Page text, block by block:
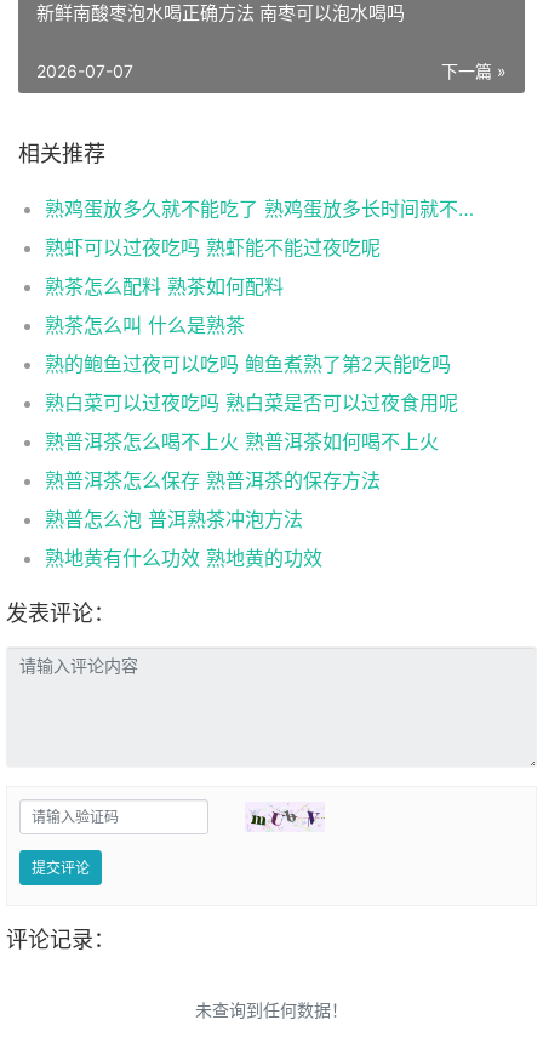
新鲜南酸枣泡水喝正确方法 南枣可以泡水喝吗
下一篇 »
2026-07-07
相关推荐
熟鸡蛋放多久就不能吃了 熟鸡蛋放多长时间就不能吃了
熟虾可以过夜吃吗 熟虾能不能过夜吃呢
熟茶怎么配料 熟茶如何配料
熟茶怎么叫 什么是熟茶
熟的鲍鱼过夜可以吃吗 鲍鱼煮熟了第2天能吃吗
熟白菜可以过夜吃吗 熟白菜是否可以过夜食用呢
熟普洱茶怎么喝不上火 熟普洱茶如何喝不上火
熟普洱茶怎么保存 熟普洱茶的保存方法
熟普怎么泡 普洱熟茶冲泡方法
熟地黄有什么功效 熟地黄的功效
发表评论：
提交评论
评论记录：
未查询到任何数据！